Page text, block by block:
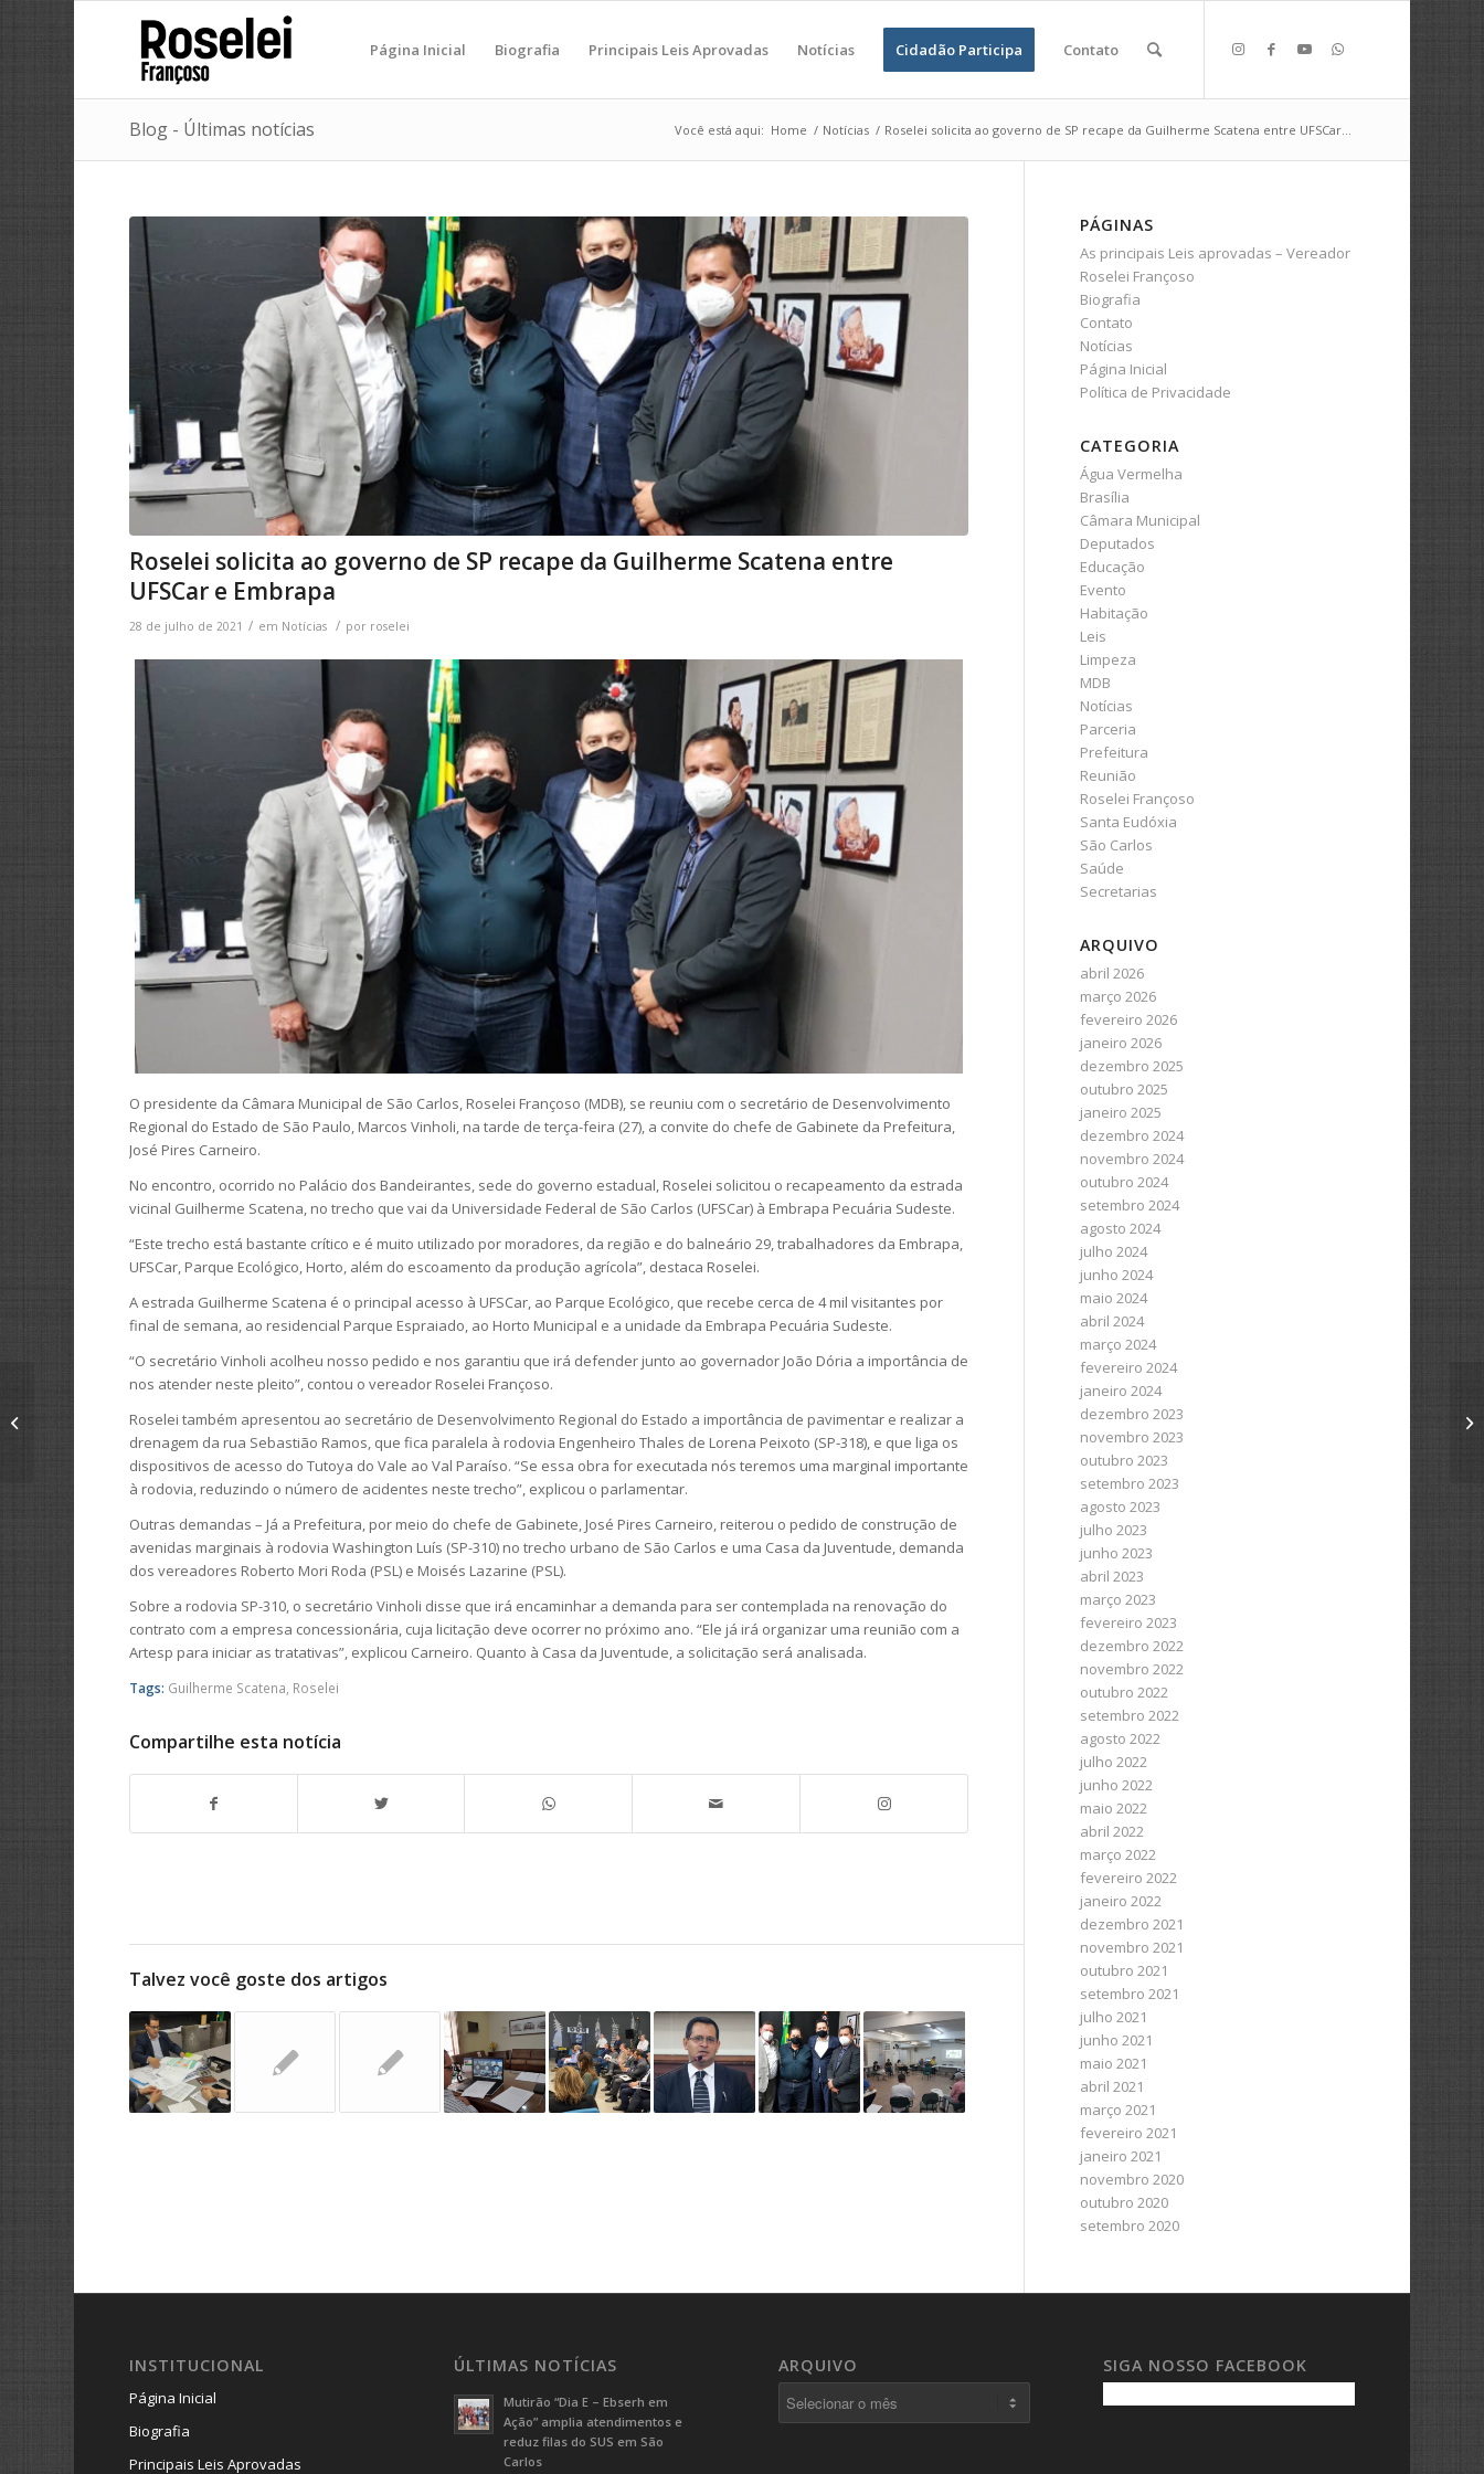
Página Inicial Biografia Principais Leis Aprovadas Notícias Cidadão Participa Contato
Blog - Últimas notícias Você está aqui: Home / Notícias / Roselei solicita ao governo de SP recape da Guilherme Scatena entre UFSCar...
Roselei solicita ao governo de SP recape da Guilherme Scatena entre
UFSCar e Embrapa
28 de julho de 2021 / em Notícias / por roselei
O presidente da Câmara Municipal de São Carlos, Roselei Françoso (MDB), se reuniu com o secretário de Desenvolvimento
Regional do Estado de São Paulo, Marcos Vinholi, na tarde de terça-feira (27), a convite do chefe de Gabinete da Prefeitura,
José Pires Carneiro.
No encontro, ocorrido no Palácio dos Bandeirantes, sede do governo estadual, Roselei solicitou o recapeamento da estrada
vicinal Guilherme Scatena, no trecho que vai da Universidade Federal de São Carlos (UFSCar) à Embrapa Pecuária Sudeste.
“Este trecho está bastante crítico e é muito utilizado por moradores, da região e do balneário 29, trabalhadores da Embrapa,
UFSCar, Parque Ecológico, Horto, além do escoamento da produção agrícola”, destaca Roselei.
A estrada Guilherme Scatena é o principal acesso à UFSCar, ao Parque Ecológico, que recebe cerca de 4 mil visitantes por
final de semana, ao residencial Parque Espraiado, ao Horto Municipal e a unidade da Embrapa Pecuária Sudeste.
“O secretário Vinholi acolheu nosso pedido e nos garantiu que irá defender junto ao governador João Dória a importância de
nos atender neste pleito”, contou o vereador Roselei Françoso.
Roselei também apresentou ao secretário de Desenvolvimento Regional do Estado a importância de pavimentar e realizar a
drenagem da rua Sebastião Ramos, que fica paralela à rodovia Engenheiro Thales de Lorena Peixoto (SP-318), e que liga os
dispositivos de acesso do Tutoya do Vale ao Val Paraíso. “Se essa obra for executada nós teremos uma marginal importante
à rodovia, reduzindo o número de acidentes neste trecho”, explicou o parlamentar.
Outras demandas – Já a Prefeitura, por meio do chefe de Gabinete, José Pires Carneiro, reiterou o pedido de construção de
avenidas marginais à rodovia Washington Luís (SP-310) no trecho urbano de São Carlos e uma Casa da Juventude, demanda
dos vereadores Roberto Mori Roda (PSL) e Moisés Lazarine (PSL).
Sobre a rodovia SP-310, o secretário Vinholi disse que irá encaminhar a demanda para ser contemplada na renovação do
contrato com a empresa concessionária, cuja licitação deve ocorrer no próximo ano. “Ele já irá organizar uma reunião com a
Artesp para iniciar as tratativas”, explicou Carneiro. Quanto à Casa da Juventude, a solicitação será analisada.
Tags: Guilherme Scatena Roselei
Compartilhe esta notícia
Talvez você goste dos artigos
PÁGINAS
As principais Leis aprovadas – Vereador
Roselei Françoso
Biografia
Contato
Notícias
Página Inicial
Política de Privacidade
CATEGORIA
Água Vermelha
Brasília
Câmara Municipal
Deputados
Educação
Evento
Habitação
Leis
Limpeza
MDB
Notícias
Parceria
Prefeitura
Reunião
Roselei Françoso
Santa Eudóxia
São Carlos
Saúde
Secretarias
ARQUIVO
abril 2026
março 2026
fevereiro 2026
janeiro 2026
dezembro 2025
outubro 2025
janeiro 2025
dezembro 2024
novembro 2024
outubro 2024
setembro 2024
agosto 2024
julho 2024
junho 2024
maio 2024
abril 2024
março 2024
fevereiro 2024
janeiro 2024
dezembro 2023
novembro 2023
outubro 2023
setembro 2023
agosto 2023
julho 2023
junho 2023
abril 2023
março 2023
fevereiro 2023
dezembro 2022
novembro 2022
outubro 2022
setembro 2022
agosto 2022
julho 2022
junho 2022
maio 2022
abril 2022
março 2022
fevereiro 2022
janeiro 2022
dezembro 2021
novembro 2021
outubro 2021
setembro 2021
julho 2021
junho 2021
maio 2021
abril 2021
março 2021
fevereiro 2021
janeiro 2021
novembro 2020
outubro 2020
setembro 2020
INSTITUCIONAL
Página Inicial
Biografia
Principais Leis Aprovadas
ÚLTIMAS NOTÍCIAS
Mutirão “Dia E – Ebserh em
Ação” amplia atendimentos e
reduz filas do SUS em São
Carlos
ARQUIVO SIGA NOSSO FACEBOOK
Educadora que criou a
Bruxolinda visita
presidente da Câmara